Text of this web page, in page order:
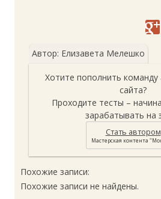
Автор: Елизавета Мелешко
Стать автором
Похожие записи:
Похожие записи не найдены.